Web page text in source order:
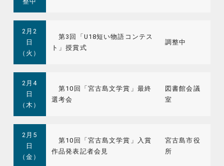
2月2
日
（火）
第3回「U18短い物語コンテス
ト」授賞式
調整中
2月4
日
（木）
第10回「宮古島文学賞」最終
選考会
図書館会議
室
2月5
日
（金）
第10回「宮古島文学賞」入賞
作品発表記者会見
宮古島市役
所